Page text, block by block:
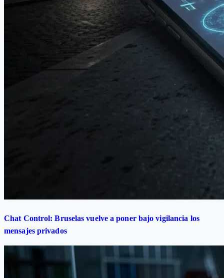
Chat Control: Bruselas vuelve a poner bajo vigilancia los
mensajes privados